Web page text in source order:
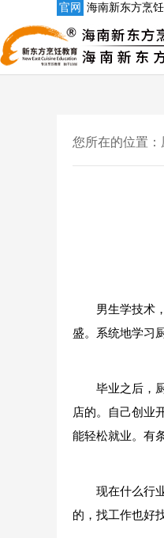
官网 海南新东方烹
您所在的位置：
男生学技术，
盛。系统地学习
毕业之后，厨
店的。自己创业
能轻松就业。有
现在什么行业
的，找工作也好